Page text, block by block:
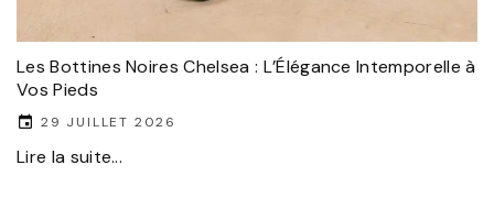
Les Bottines Noires Chelsea : L’Élégance Intemporelle à
Vos Pieds
29 JUILLET 2026
Lire la suite...